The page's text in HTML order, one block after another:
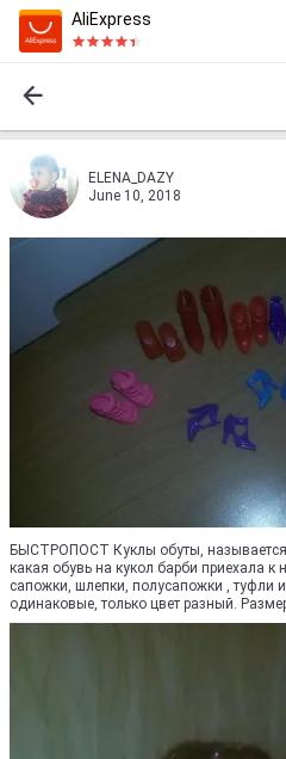
AliExpress
ELENA_DAZY
June 10, 2018
БЫСТРОПОСТ Куклы обуты, называется
какая обувь на кукол барби приехала к
сапожки, шлепки, полусапожки , туфли
одинаковые, только цвет разный.